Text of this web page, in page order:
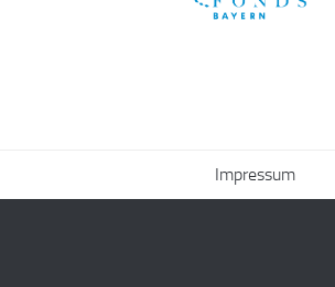
Impressum